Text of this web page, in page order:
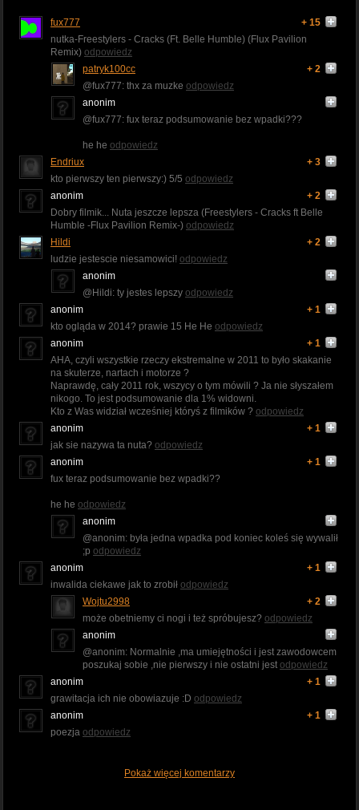
fux777
+ 15
nutka-Freestylers - Cracks (Ft. Belle Humble) (Flux Pavilion
Remix) odpowiedz
patryk100cc
+ 2
@fux777: thx za muzke odpowiedz
anonim
@fux777: fux teraz podsumowanie bez wpadki???
he he odpowiedz
Endriux
+ 3
kto pierwszy ten pierwszy:) 5/5 odpowiedz
anonim
+ 2
Dobry filmik... Nuta jeszcze lepsza (Freestylers - Cracks ft Belle
Humble -Flux Pavilion Remix-) odpowiedz
Hildi
+ 2
ludzie jestescie niesamowici! odpowiedz
anonim
@Hildi: ty jestes lepszy odpowiedz
anonim
+ 1
kto ogląda w 2014? prawie 15 He He odpowiedz
anonim
+ 1
AHA, czyli wszystkie rzeczy ekstremalne w 2011 to było skakanie
na skuterze, nartach i motorze ?
Naprawdę, cały 2011 rok, wszycy o tym mówili ? Ja nie słyszałem
nikogo. To jest podsumowanie dla 1% widowni.
Kto z Was widział wcześniej któryś z filmików ? odpowiedz
anonim
+ 1
jak sie nazywa ta nuta? odpowiedz
anonim
+ 1
fux teraz podsumowanie bez wpadki??
he he odpowiedz
anonim
@anonim: była jedna wpadka pod koniec koleś się wywalił
;p odpowiedz
anonim
+ 1
inwalida ciekawe jak to zrobił odpowiedz
Wojtu2998
+ 2
może obetniemy ci nogi i też spróbujesz? odpowiedz
anonim
@anonim: Normalnie ,ma umiejętności i jest zawodowcem
poszukaj sobie ,nie pierwszy i nie ostatni jest odpowiedz
anonim
+ 1
grawitacja ich nie obowiazuje :D odpowiedz
anonim
+ 1
poezja odpowiedz
Pokaż więcej komentarzy